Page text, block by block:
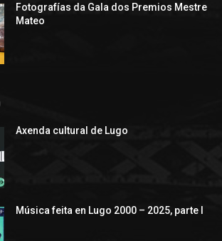
Fotografías da Gala dos Premios Mestre
Mateo
Axenda cultural de Lugo
Música feita en Lugo 2000 – 2025, parte I